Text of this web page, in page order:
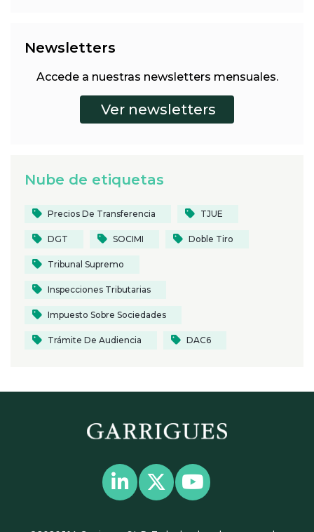
Newsletters
Accede a nuestras newsletters mensuales.
Nube de etiquetas
Precios De Transferencia TJUE
DGT SOCIMI Doble Tiro
Tribunal Supremo
Inspecciones Tributarias
Impuesto Sobre Sociedades
Trámite De Audiencia DAC6